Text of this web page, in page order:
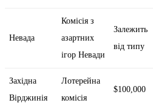
Невада
Комісія з
азартних
ігор Невади
Залежить
від типу
Західна
Вірджинія
Лотерейна
комісія
$100,000